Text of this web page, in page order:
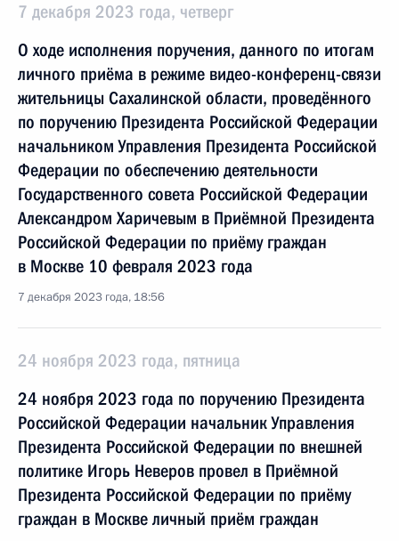
7 декабря 2023 года, четверг
О ходе исполнения поручения, данного по итогам
личного приёма в режиме видео-конференц-связи
жительницы Сахалинской области, проведённого
по поручению Президента Российской Федерации
начальником Управления Президента Российской
Федерации по обеспечению деятельности
Государственного совета Российской Федерации
Александром Харичевым в Приёмной Президента
Российской Федерации по приёму граждан
в Москве 10 февраля 2023 года
7 декабря 2023 года, 18:56
24 ноября 2023 года, пятница
24 ноября 2023 года по поручению Президента
Российской Федерации начальник Управления
Президента Российской Федерации по внешней
политике Игорь Неверов провел в Приёмной
Президента Российской Федерации по приёму
граждан в Москве личный приём граждан